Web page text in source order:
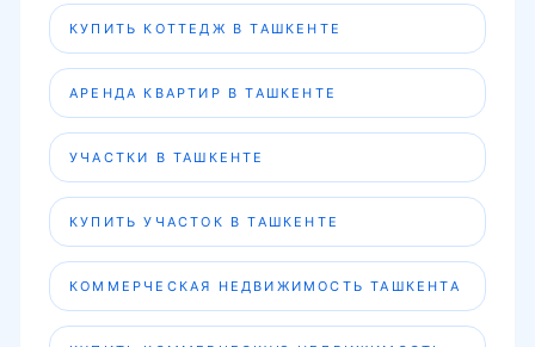
КУПИТЬ КОТТЕДЖ В ТАШКЕНТЕ
АРЕНДА КВАРТИР В ТАШКЕНТЕ
УЧАСТКИ В ТАШКЕНТЕ
КУПИТЬ УЧАСТОК В ТАШКЕНТЕ
КОММЕРЧЕСКАЯ НЕДВИЖИМОСТЬ ТАШКЕНТА